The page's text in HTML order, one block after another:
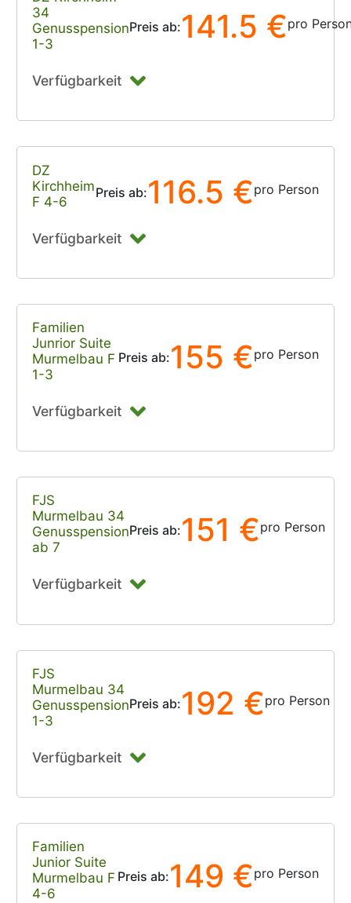
34
Genusspension
1-3
Preis ab:141.5 €pro
Verfügbarkeit
DZ
Kirchheim
F 4-6
Preis ab:116.5 €pro Person
Verfügbarkeit
Familien
Junrior Suite
Murmelbau F
1-3
Preis ab:155 €pro Person
Verfügbarkeit
FJS
Murmelbau 34
Genusspension
ab 7
Preis ab:151 €pro Person
Verfügbarkeit
FJS
Murmelbau 34
Genusspension
1-3
Preis ab:192 €pro Person
Verfügbarkeit
Familien
Junior Suite
Murmelbau F
4-6
Preis ab:149 €pro Person